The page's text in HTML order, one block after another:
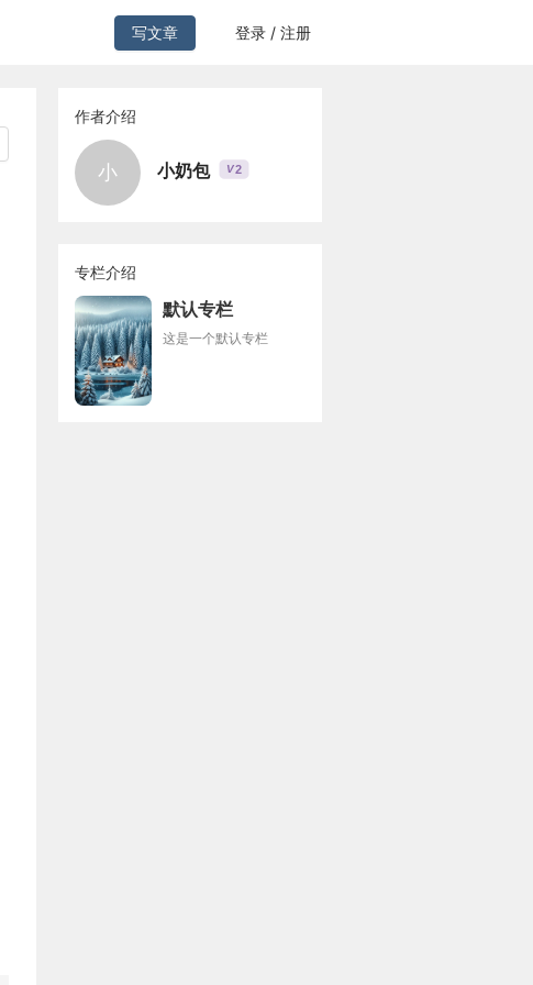
写文章 登录 / 注册
作者介绍
小 小奶包 V2
专栏介绍
默认专栏
这是一个默认专栏